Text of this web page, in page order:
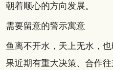
朝着顺心的方向发展。
需要留意的警示寓意
鱼离不开水，天上无水，
果近期有重大决策、合作